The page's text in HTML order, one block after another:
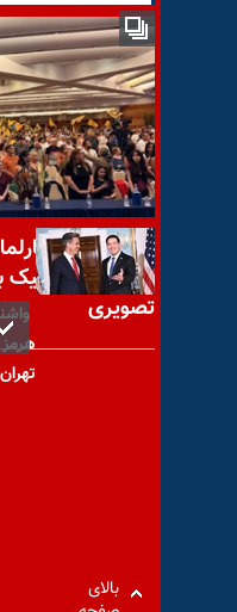
تهران
کنفرانس در
راه‌حل دموکراتیک
تصویری
بالای